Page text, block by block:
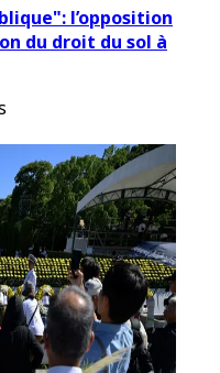
l’opposition
du droit du sol à